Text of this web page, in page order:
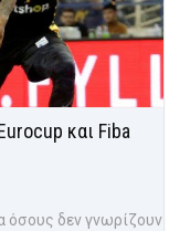
και Fiba
όσους δεν γνωρίζουν